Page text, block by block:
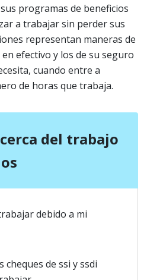
programas de beneficios
a trabajar sin perder sus
representan maneras de
efectivo y los de su seguro
cuando entre a
de horas que trabaja.
del trabajo
debido a mi
cheques de ssi y ssdi